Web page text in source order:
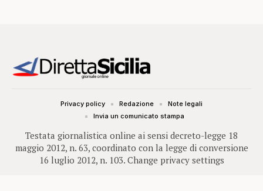
Testata giornalistica online ai sensi decreto-legge 18
maggio 2012, n. 63, coordinato con la legge di conversione
16 luglio 2012, n. 103. Change privacy settings
Privacy policy Redazione
Note legali
Invia un comunicato stampa